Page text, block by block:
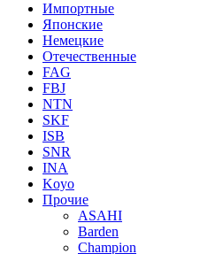
Импортные
Японские
Немецкие
Отечественные
FAG
FBJ
NTN
SKF
ISB
SNR
INA
Koyo
Прочие
ASAHI
Barden
Champion